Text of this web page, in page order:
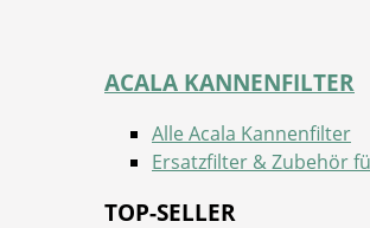
ACALA KANNENFILTER
Alle Acala Kannenfilter
Ersatzfilter & Zubehör
TOP-SELLER